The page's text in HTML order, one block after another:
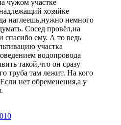
чужом участке
хозяйке
наглеешь,нужно немного
Сосед провёл,на
спасибо ему. А то ведь
участка
водопровода
такой,что он сразу
труба там лежит. На кого
нет обременения,а у